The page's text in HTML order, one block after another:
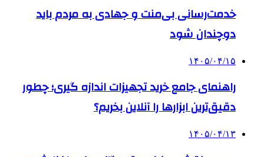
خدمت‌رسانی بی‌منت و جهادی به مردم باید
دوچندان شود
۱۴۰۵/۰۴/۱۵
راهنمای جامع خرید تجهیزات اندازه گیری؛ چطور
دقیق‌ترین ابزارها را آنلاین بخریم؟
۱۴۰۵/۰۴/۱۳